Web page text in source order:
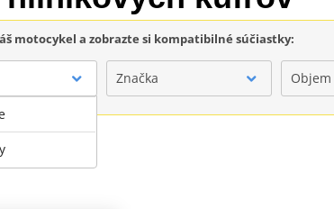
motocykel a zobrazte si kompatibilné súčiastky:
Značka